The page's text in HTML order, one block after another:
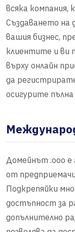
всяка компания,
Създаването на
вашия бизнес,
клиентите и ви
върху онлайн
да
осигурите
Домейнът .ooo е
от
Подкрепяйки
достъпност за
допълнително